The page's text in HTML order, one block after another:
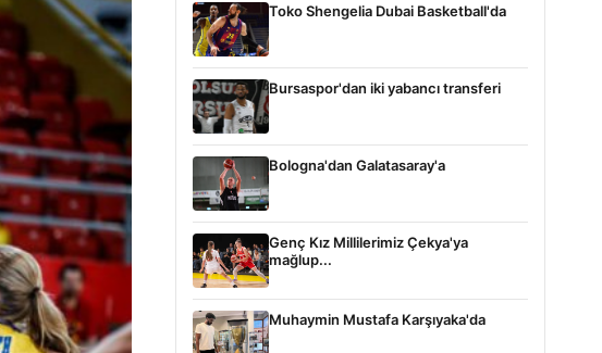
Toko Shengelia Dubai Basketball'da
Bursaspor'dan iki yabancı transferi
Bologna'dan Galatasaray'a
Genç Kız Millilerimiz Çekya'ya
mağlup...
Muhaymin Mustafa Karşıyaka'da